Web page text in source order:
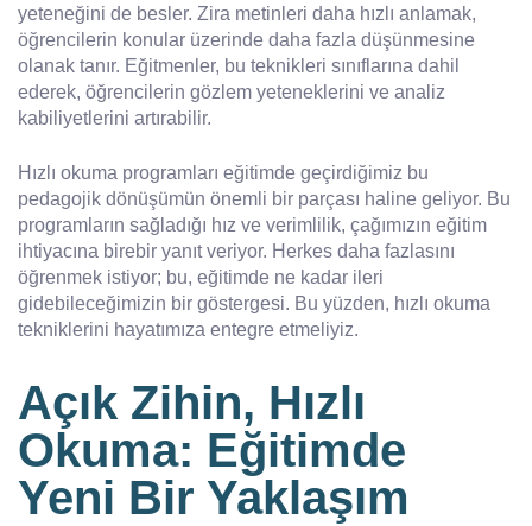
yeteneğini de besler. Zira metinleri daha hızlı anlamak,
öğrencilerin konular üzerinde daha fazla düşünmesine
olanak tanır. Eğitmenler, bu teknikleri sınıflarına dahil
ederek, öğrencilerin gözlem yeteneklerini ve analiz
kabiliyetlerini artırabilir.
Hızlı okuma programları eğitimde geçirdiğimiz bu
pedagojik dönüşümün önemli bir parçası haline geliyor. Bu
programların sağladığı hız ve verimlilik, çağımızın eğitim
ihtiyacına birebir yanıt veriyor. Herkes daha fazlasını
öğrenmek istiyor; bu, eğitimde ne kadar ileri
gidebileceğimizin bir göstergesi. Bu yüzden, hızlı okuma
tekniklerini hayatımıza entegre etmeliyiz.
Açık Zihin, Hızlı
Okuma: Eğitimde
Yeni Bir Yaklaşım